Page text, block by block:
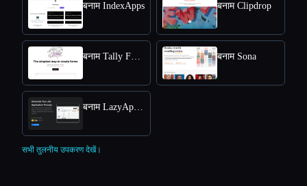
बनाम IndexApps बनाम Clipdrop
बनाम Tally Forms बनाम Sona
बनाम LazyApply
सभी तुलनीय उपकरण देखें।